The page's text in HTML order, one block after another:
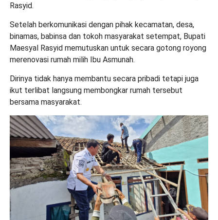
Rasyid.
Setelah berkomunikasi dengan pihak kecamatan, desa,
binamas, babinsa dan tokoh masyarakat setempat, Bupati
Maesyal Rasyid memutuskan untuk secara gotong royong
merenovasi rumah milih Ibu Asmunah.
Dirinya tidak hanya membantu secara pribadi tetapi juga
ikut terlibat langsung membongkar rumah tersebut
bersama masyarakat.